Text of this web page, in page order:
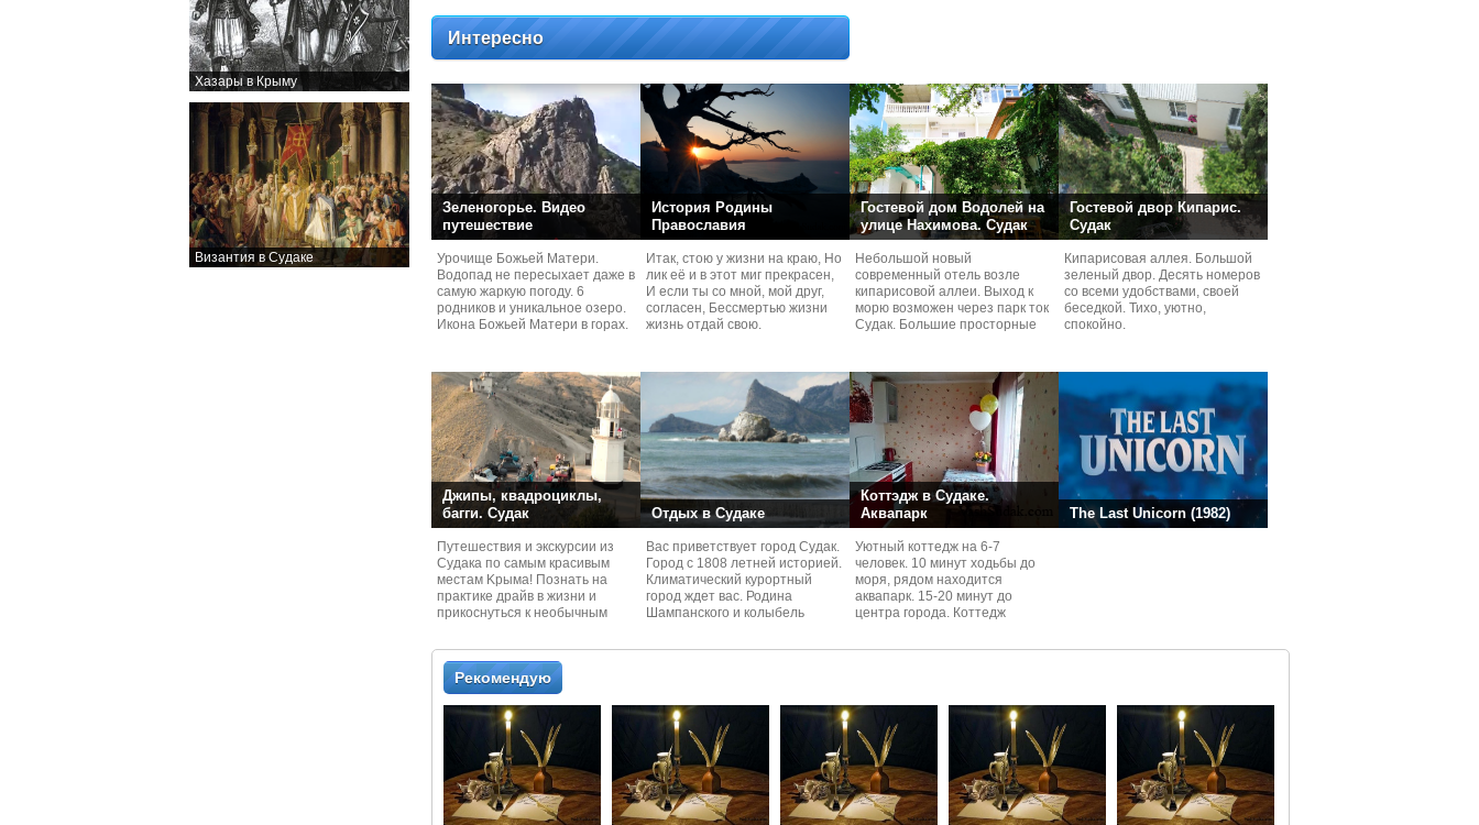
Хазары в Крыму
Византия в Судаке
Интересно
Зеленогорье. Видео
путешествие
Урочище Божьей Матери.
Водопад не пересыхает даже в
самую жаркую погоду. 6
родников и уникальное озеро.
Икона Божьей Матери в горах.
История Родины
Православия
Итак, стою у жизни на краю, Но
лик её и в этот миг прекрасен,
И если ты со мной, мой друг,
согласен, Бессмертью жизни
жизнь отдай свою.
Гостевой дом Водолей на
улице Нахимова. Судак
Небольшой новый
современный отель возле
кипарисовой аллеи. Выход к
морю возможен через парк ток
Судaк. Большие просторные
Гостевой двор Кипарис.
Судак
Кипарисовая аллея. Большой
зеленый двор. Десять номеров
со всеми удобствами, своей
беседкой. Тихо, уютно,
спокойно.
Джипы, квадроциклы,
багги. Судак
Путешествия и экскурcии из
Судaка по самым красивым
местам Kрыма! Познать на
практике драйв в жизни и
прикоснуться к необычным
Отдых в Судаке
Вас приветствует город Судак.
Город с 1808 летней историей.
Климатический курортный
город ждет вас. Родина
Шампанского и колыбель
Коттэдж в Судаке.
Аквапарк
Уютный коттедж на 6-7
человек. 10 минут ходьбы до
моря, рядом находится
аквапарк. 15-20 минут до
центра города. Коттедж
The Last Unicorn (1982)
Рекомендую